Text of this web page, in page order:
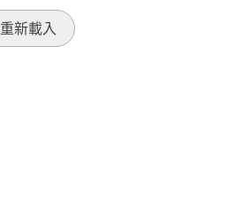
重新載入